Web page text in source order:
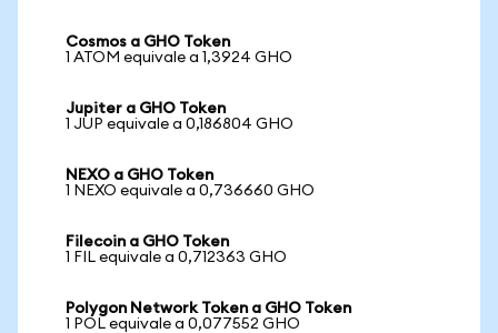
Cosmos a GHO Token
1 ATOM equivale a 1,3924 GHO
Jupiter a GHO Token
1 JUP equivale a 0,186804 GHO
NEXO a GHO Token
1 NEXO equivale a 0,736660 GHO
Filecoin a GHO Token
1 FIL equivale a 0,712363 GHO
Polygon Network Token a GHO Token
1 POL equivale a 0,077552 GHO